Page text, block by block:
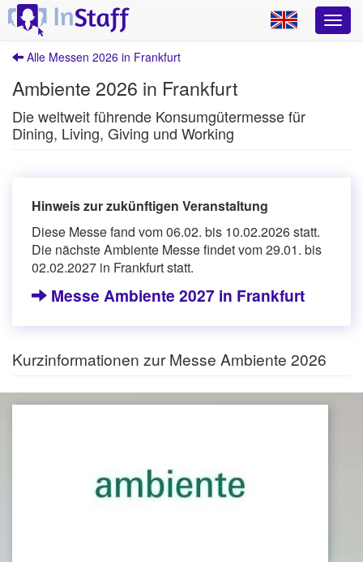
Alle Messen 2026 in Frankfurt
Ambiente 2026 in Frankfurt
Die weltweit führende Konsumgütermesse für
Dining, Living, Giving und Working
Hinweis zur zukünftigen Veranstaltung
Diese Messe fand vom 06.02. bis 10.02.2026 statt.
Die nächste Ambiente Messe findet vom 29.01. bis
02.02.2027 in Frankfurt statt.
Messe Ambiente 2027 in Frankfurt
Kurzinformationen zur Messe Ambiente 2026